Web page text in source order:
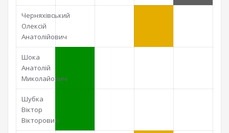
Черняхівський
Олексій
Анатолійович
Шока
Анатолій
Миколайович
Шубка
Віктор
Вікторович